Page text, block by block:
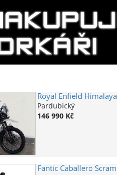
Royal Enfield
Pardubický
146 990 Kč
Fantic Caballero